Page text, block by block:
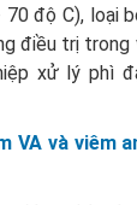
độ C), loại
điều trị trong
xử lý phì
VA và viêm